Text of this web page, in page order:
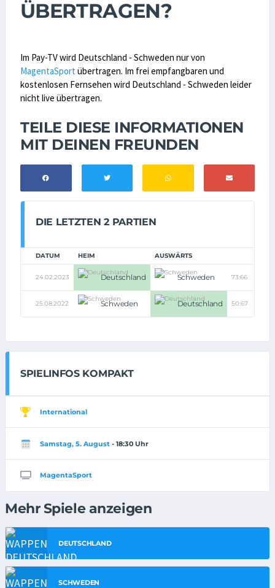
ÜBERTRAGEN?
Im Pay-TV wird Deutschland - Schweden nur von
MagentaSportübertragen. Im frei empfangbaren und
kostenlosen Fernsehen wird Deutschland - Schweden leider
nicht live übertragen.
TEILE DIESE INFORMATIONEN
MIT DEINEN FREUNDEN
DIE LETZTEN 2 PARTIEN
DATUM HEIM AUSWÄRTS
24.02.2023 Deutschland Schweden 73:66
25.08.2022 Schweden Deutschland 50:67
SPIELINFOS KOMPAKT
International
Samstag, 5. August - 18:30 Uhr
MagentaSport
Mehr Spiele anzeigen
DEUTSCHLAND
SCHWEDEN